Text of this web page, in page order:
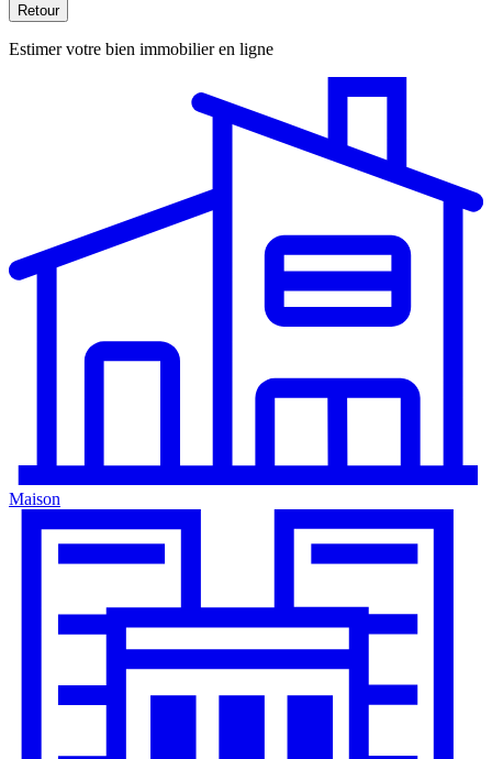
Retour
Estimer votre bien immobilier en ligne
Maison